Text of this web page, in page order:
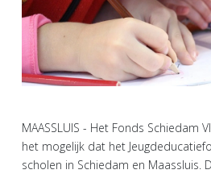
MAASSLUIS - Het Fonds Schiedam
het mogelijk dat het
scholen in Schiedam en Maassluis.